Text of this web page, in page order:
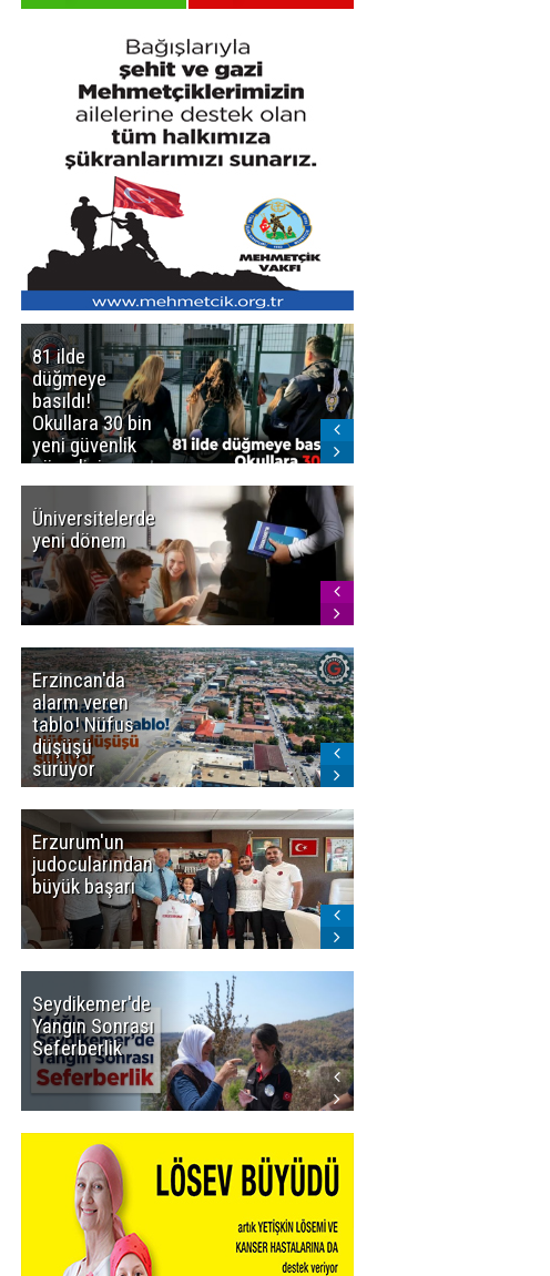
81 ilde
düğmeye
basıldı!
Okullara 30 bin
yeni güvenlik
görevlisi
Üniversitelerde
yeni dönem
Erzincan'da
alarm veren
tablo! Nüfus
düşüşü
sürüyor
Erzurum'un
judocularından
büyük başarı
Seydikemer'de
Yangın Sonrası
Seferberlik